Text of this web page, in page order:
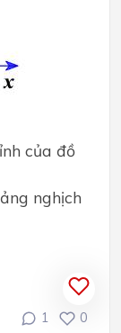
của đồ
nghịch
1 0